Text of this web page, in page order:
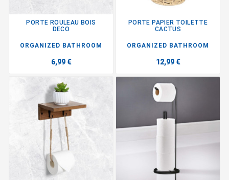
PORTE ROULEAU BOIS
DECO
ORGANIZED BATHROOM
6,99 €
PORTE PAPIER TOILETTE
CACTUS
ORGANIZED BATHROOM
12,99 €